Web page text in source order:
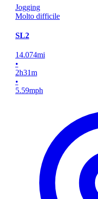
Jogging
Molto difficile
SL2
14.074mi
•
2h31m
•
5.59mph